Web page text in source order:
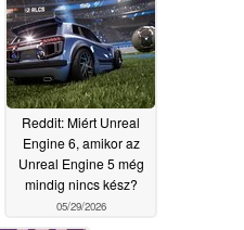
Reddit: Miért Unreal
Engine 6, amikor az
Unreal Engine 5 még
mindig nincs kész?
05/29/2026